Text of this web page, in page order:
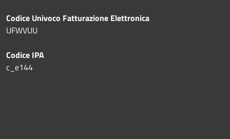
Codice Univoco Fatturazione Elettronica
UFWVUU
Codice IPA
c_e144